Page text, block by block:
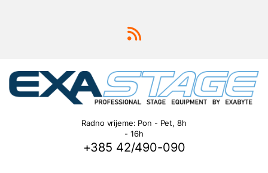
Radno vrijeme: Pon - Pet, 8h
- 16h
+385 42/490-090